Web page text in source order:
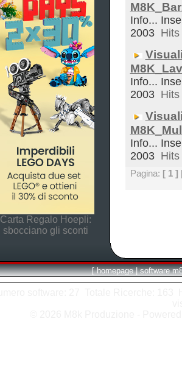
Carta Regalo Hoepli:
sbocciano gli sconti
Info...
2003
Info...
2003
Info...
2003
Pagina: [ 1 ]
[ homepage | software